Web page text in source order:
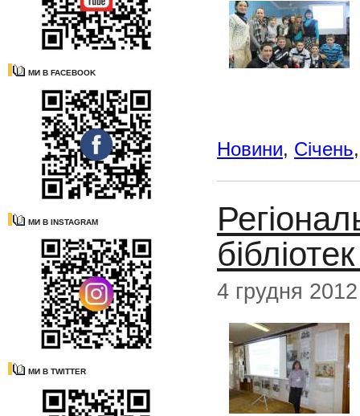
МИ В FACEBOOK
МИ В INSTAGRAM
МИ В TWITTER
Новини, Січень
4 грудня 2012